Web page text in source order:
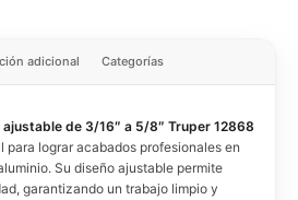
adicional Categorías
de 3/16″ a 5/8″ Truper 12868
para lograr acabados profesionales en
Su diseño ajustable permite
garantizando un trabajo limpio y